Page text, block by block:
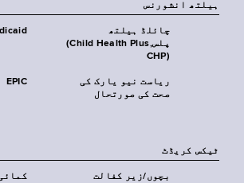
‏ہیلتھ انشورنس
چائلڈ ہیلتھ
پلس‎(Child Health Plus,
CHP)‎
EPIC
ریاست نیو یارک کی
صحت کی صورتحال
ٹیکس کریڈٹ
بچوں/زیر کفالت